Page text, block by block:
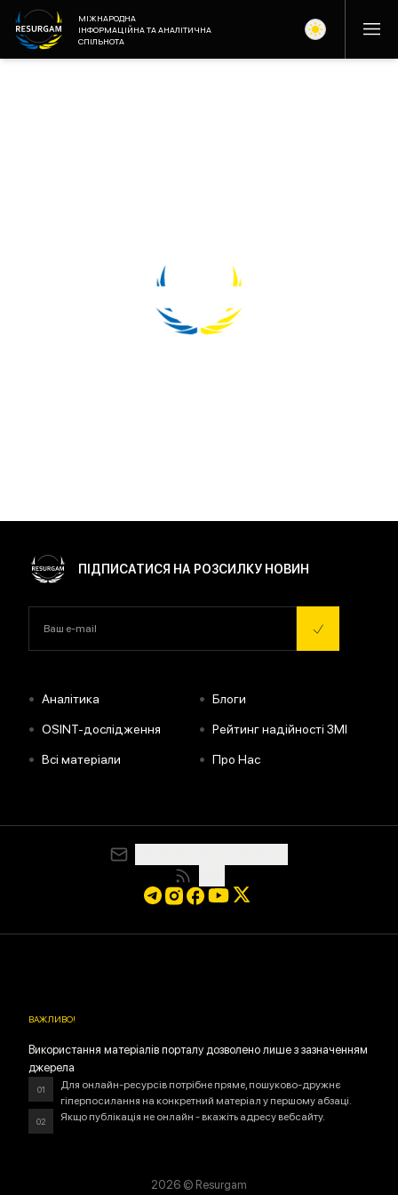
МІЖНАРОДНА
ІНФОРМАЦІЙНА ТА АНАЛІТИЧНА
СПІЛЬНОТА
ПІДПИСАТИСЯ НА РОЗСИЛКУ НОВИН
• Аналітика • Блоги
• OSINT-дослідження • Рейтинг надійності ЗМІ
• Всі матеріали • Про Нас
ВАЖЛИВО!
Використання матеріалів порталу дозволено лише з зазначенням
джерела
01
Для онлайн-ресурсів потрібне пряме, пошуково-дружнє
гіперпосилання на конкретний матеріал у першому абзаці.
02 Якщо публікація не онлайн - вкажіть адресу вебсайту.
2026 © Resurgam